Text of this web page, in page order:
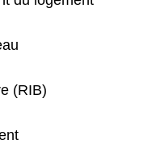
(RIB)